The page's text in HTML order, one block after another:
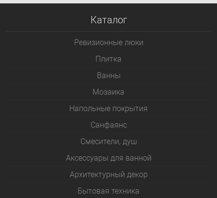
Каталог
Ревизионные люки
Плитка
Bанны
Мозаика
Напольные покрытия
Санфаянс
Смесители, душ
Аксессуары для ванной
Архитектурный декор
Бытовая техника